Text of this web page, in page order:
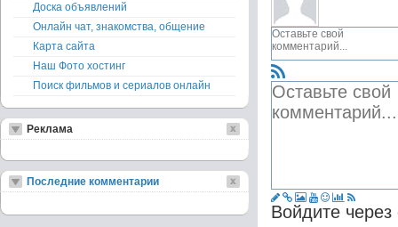
Войдите
Доска объявлений
Онлайн чат, знакомства, общение
Карта сайта
Наш Фото хостинг
Поиск фильмов и сериалов онлайн
Реклама
Последние комментарии